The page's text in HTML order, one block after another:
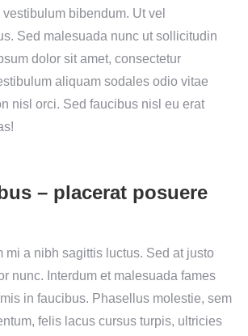
bibendum. Ut vel
Sed malesuada nunc ut sollicitudin
dolor sit amet, consectetur
aliquam sodales odio vitae
nisl orci. Sed faucibus nisl eu erat
– placerat posuere
mi a nibh sagittis luctus. Sed at justo
nunc. Interdum et malesuada fames
in faucibus. Phasellus molestie, sem
felis lacus cursus turpis, ultricies